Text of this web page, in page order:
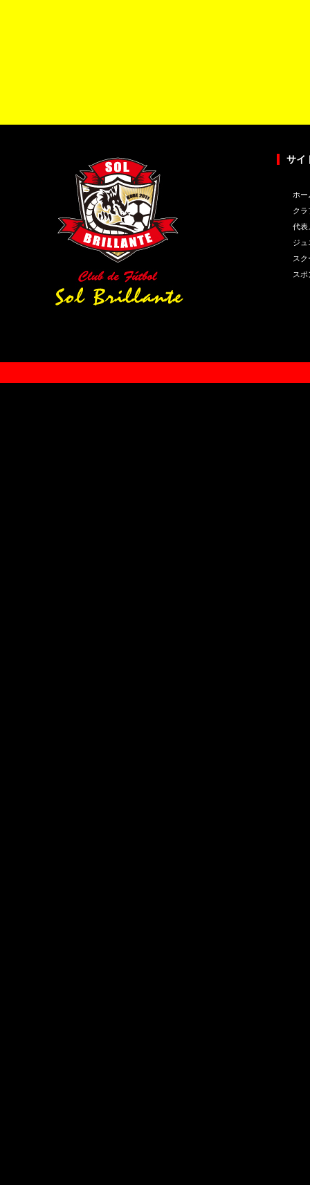
サイ
ホー
クラ
代表
ジュ
スク
スポ